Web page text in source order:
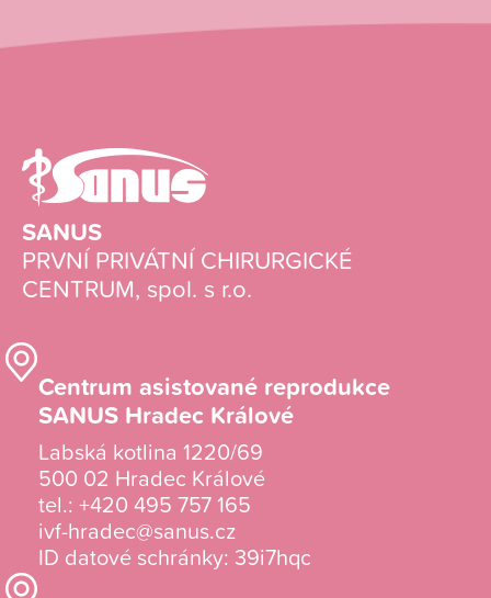
SANUS
PRVNÍ PRIVÁTNÍ CHIRURGICKÉ
CENTRUM, spol. s r.o.
Centrum asistované reprodukce
SANUS Hradec Králové
Labská kotlina 1220/69
500 02 Hradec Králové
tel.: +420 495 757 165
ivf-hradec@sanus.cz
ID datové schránky: 39i7hqc